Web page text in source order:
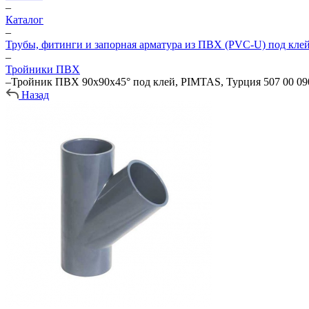
–
Каталог
–
Трубы, фитинги и запорная арматура из ПВХ (PVC-U) под клей
–
Тройники ПВХ
–Тройник ПВХ 90х90х45° под клей, PIMTAS, Турция 507 00
Назад